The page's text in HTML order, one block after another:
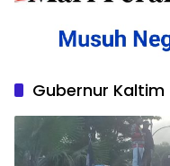
Gubernur Kaltim